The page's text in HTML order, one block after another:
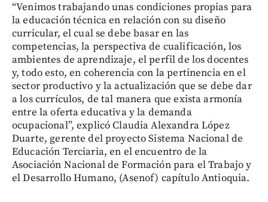
“Venimos trabajando unas condiciones propias para
la educación técnica en relación con su diseño
curricular, el cual se debe basar en las
competencias, la perspectiva de cualificación, los
ambientes de aprendizaje, el perfil de los docentes
y, todo esto, en coherencia con la pertinencia en el
sector productivo y la actualización que se debe dar
a los currículos, de tal manera que exista armonía
entre la oferta educativa y la demanda
ocupacional”, explicó Claudia Alexandra López
Duarte, gerente del proyecto Sistema Nacional de
Educación Terciaria, en el encuentro de la
Asociación Nacional de Formación para el Trabajo y
el Desarrollo Humano, (Asenof) capítulo Antioquia.